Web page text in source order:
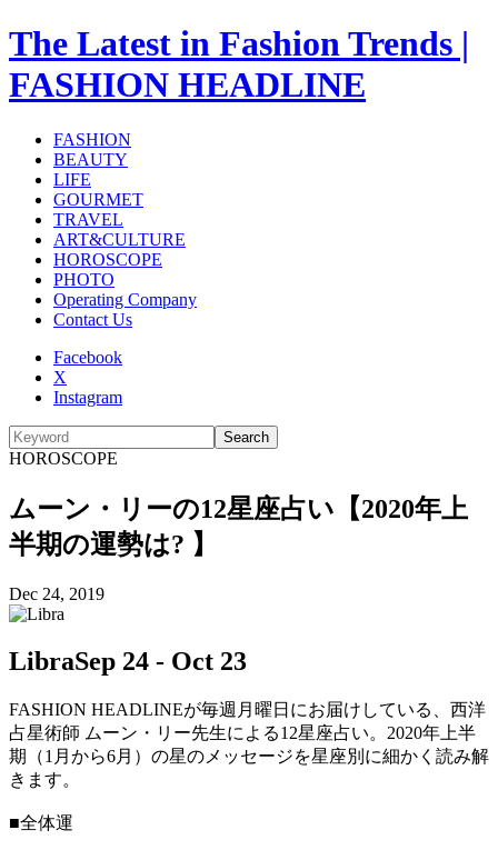
The Latest in Fashion Trends |
FASHION HEADLINE
FASHION
BEAUTY
LIFE
GOURMET
TRAVEL
ART&CULTURE
HOROSCOPE
PHOTO
Operating Company
Contact Us
Facebook
X
Instagram
Search
HOROSCOPE
ムーン・リーの12星座占い【2020年上
半期の運勢は? 】
Dec 24, 2019
LibraSep 24 - Oct 23
FASHION HEADLINEが毎週月曜日にお届けしている、西洋
占星術師 ムーン・リー先生による12星座占い。2020年上半
期（1月から6月）の星のメッセージを星座別に細かく読み解
きます。
■全体運